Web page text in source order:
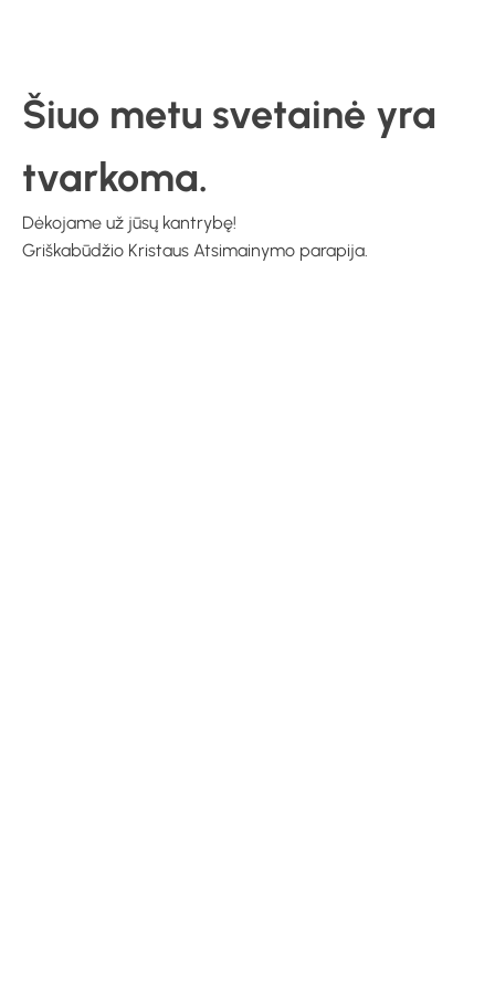
Šiuo metu svetainė yra
tvarkoma.
Dėkojame už jūsų kantrybę!
Griškabūdžio Kristaus Atsimainymo parapija.